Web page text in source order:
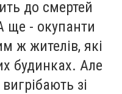
до смертей
ще - окупанти
ж жителів, які
будинках. Але
зі